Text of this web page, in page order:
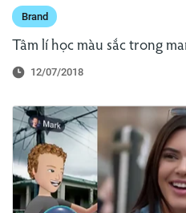
Brand
Tâm lí học màu sắc trong
12/07/2018